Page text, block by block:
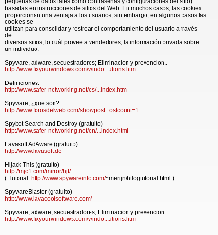
pequeñas de datos tales como contraseñas y configuraciones del sitio)
basadas en instrucciones de sitios del Web. En muchos casos, las cookies
proporcionan una ventaja a los usuarios, sin embargo, en algunos casos las
cookies se
utilizan para consolidar y restrear el comportamiento del usuario a través
de
diversos sitios, lo cuál provee a vendedores, la información privada sobre
un individuo.
Spyware, adware, secuestradores; Eliminacion y prevencion..
http://www.fixyourwindows.com/windo...utions.htm
Definiciones.
http://www.safer-networking.net/es/...index.html
Spyware, ¿que son?
http://www.forosdelweb.com/showpost...ostcount=1
Spybot Search and Destroy (gratuito)
http://www.safer-networking.net/en/...index.html
Lavasoft AdAware (gratuito)
http://www.lavasoft.de
Hijack This (gratuito)
http://mjc1.com/mirror/hjt/
( Tutorial: http://www.spywareinfo.com/~merijn/htlogtutorial.html )
SpywareBlaster (gratuito)
http://www.javacoolsoftware.com/
Spyware, adware, secuestradores; Eliminacion y prevencion..
http://www.fixyourwindows.com/windo...utions.htm